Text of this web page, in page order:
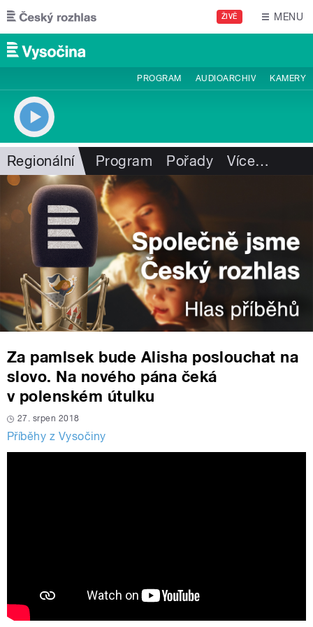
Přejít k hlavnímu obsahu
ŽIVĚ MENU
PROGRAM AUDIOARCHIV KAMERY
Regionální Program Pořady Více…
Za pamlsek bude Alisha poslouchat na
slovo. Na nového pána čeká
v polenském útulku
27. srpen 2018
Příběhy z Vysočiny